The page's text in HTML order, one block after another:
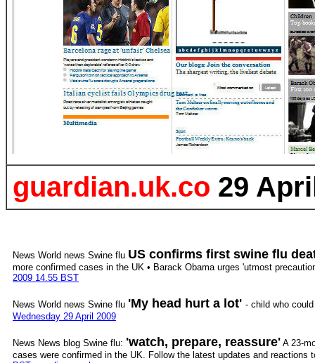
guardian.uk.co 29
News World news Swine flu US confirms first swine flu
more confirmed cases in the UK • Barack Obama urges 'utmost
2009 14.55 BST
News World news Swine flu 'My head hurt a lot' - child who
Wednesday 29 April 2009
News News blog Swine flu: 'watch, prepare, reassure' A 23-
cases were confirmed in the UK. Follow the latest updates and reactions